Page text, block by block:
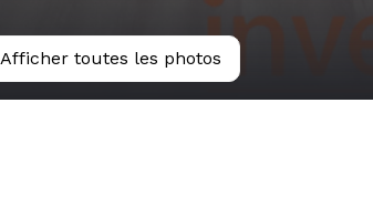
Afficher toutes les photos